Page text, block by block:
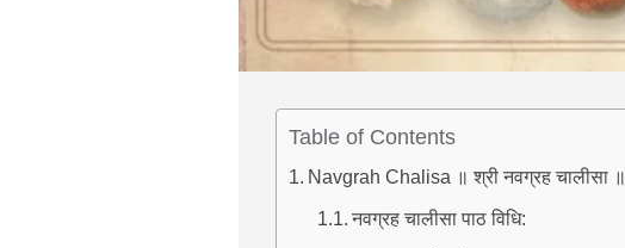
Table of Contents
Navgrah Chalisa ॥ श्री नवग्रह चालीसा ॥
नवग्रह चालीसा पाठ विधि: